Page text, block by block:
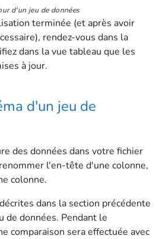
d'un jeu de données
terminée (et après avoir
rendez-vous dans la
dans la vue tableau que les
à jour.
d'un jeu de
des données dans votre fichier
l'en-tête d'une colonne,
colonne.
dans la section précédente
de données. Pendant le
comparaison sera effectuée avec